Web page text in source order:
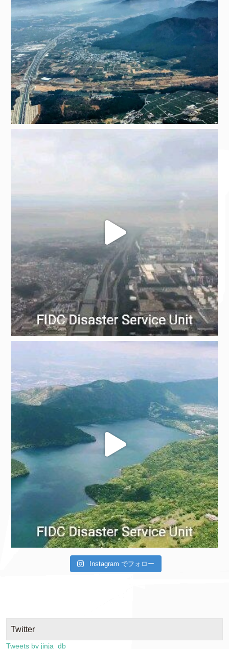
Instagram でフォロー
Twitter
Tweets by jinja_db